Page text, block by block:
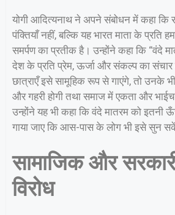
योगी आदित्यनाथ ने अपने संबोधन में कहा कि
पंक्तियाँ नहीं, बल्कि यह भारत माता के प्रति
समर्पण का प्रतीक है। उन्होंने कहा कि “वंदे
देश के प्रति प्रेम, ऊर्जा और संकल्प का
छात्राएँ इसे सामूहिक रूप से गाएंगे, तो उनके
और गहरी होगी तथा समाज में एकता और
उन्होंने यह भी कहा कि वंदे मातरम को इतनी
गाया जाए कि आस-पास के लोग भी इसे सुन
सामाजिक और
विरोध